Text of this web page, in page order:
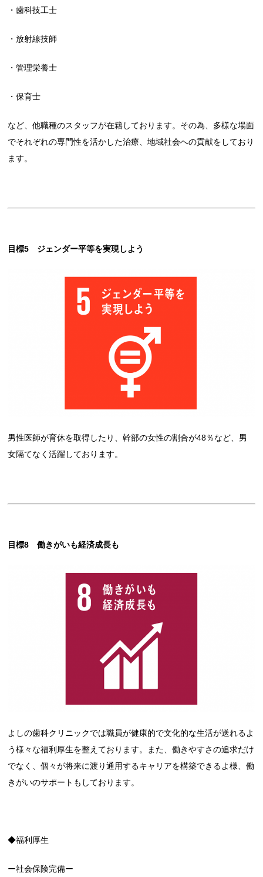
・歯科技工士
・放射線技師
・管理栄養士
・保育士
など、他職種のスタッフが在籍しております。その為、多様な場面
でそれぞれの専門性を活かした治療、地域社会への貢献をしており
ます。
目標5 ジェンダー平等を実現しよう
男性医師が育休を取得したり、幹部の女性の割合が48％など、男
女隔てなく活躍しております。
目標8 働きがいも経済成長も
よしの歯科クリニックでは職員が健康的で文化的な生活が送れるよ
う様々な福利厚生を整えております。また、働きやすさの追求だけ
でなく、個々が将来に渡り通用するキャリアを構築できるよ様、働
きがいのサポートもしております。
◆福利厚生
ー社会保険完備ー